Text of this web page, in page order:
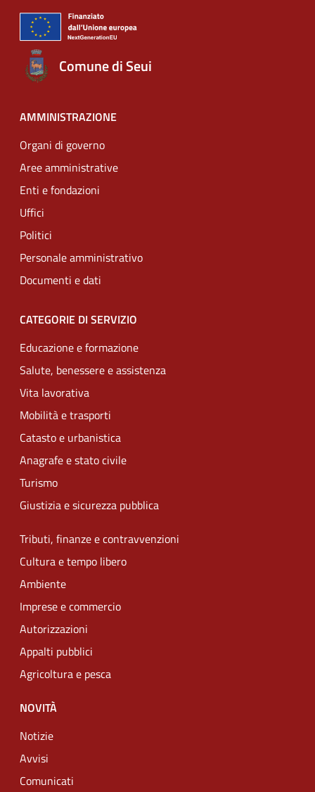
Comune di Seui
AMMINISTRAZIONE
Organi di governo
Aree amministrative
Enti e fondazioni
Uffici
Politici
Personale amministrativo
Documenti e dati
CATEGORIE DI SERVIZIO
Educazione e formazione
Salute, benessere e assistenza
Vita lavorativa
Mobilità e trasporti
Catasto e urbanistica
Anagrafe e stato civile
Turismo
Giustizia e sicurezza pubblica
Tributi, finanze e contravvenzioni
Cultura e tempo libero
Ambiente
Imprese e commercio
Autorizzazioni
Appalti pubblici
Agricoltura e pesca
NOVITÀ
Notizie
Avvisi
Comunicati